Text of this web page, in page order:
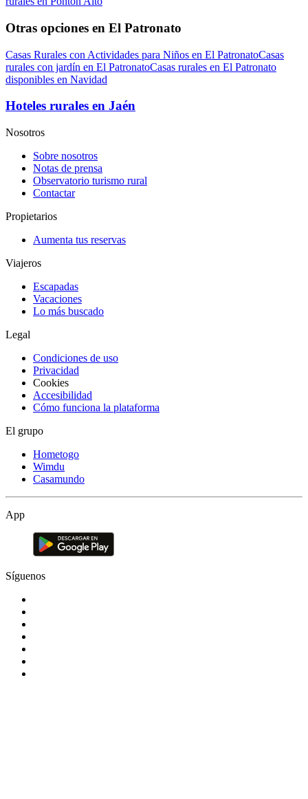
Otras opciones en El Patronato
Casas Rurales con Actividades para Niños en El PatronatoCasas
rurales con jardín en El PatronatoCasas rurales en El Patronato
disponibles en Navidad
Hoteles rurales en Jaén
Nosotros
Sobre nosotros
Notas de prensa
Observatorio turismo rural
Contactar
Propietarios
Aumenta tus reservas
Viajeros
Escapadas
Vacaciones
Lo más buscado
Legal
Condiciones de uso
Privacidad
Cookies
Accesibilidad
Cómo funciona la plataforma
El grupo
Hometogo
Wimdu
Casamundo
App
Síguenos